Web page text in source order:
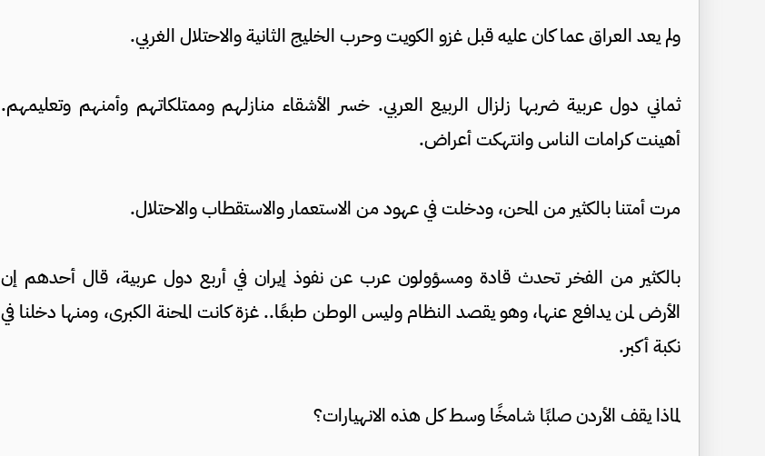
ولم يعد العراق عما كان عليه قبل غزو الكويت وحرب الخليج الثانية والاحتلال الغربي.
ثماني دول عربية ضربها زلزال الربيع العربي. خسر الأشقاء منازلهم وممتلكاتهم وأمنهم وتعليمهم.
أهينت كرامات الناس وانتهكت أعراض.
مرت أمتنا بالكثير من المحن، ودخلت في عهود من الاستعمار والاستقطاب والاحتلال.
بالكثير من الفخر تحدث قادة ومسؤولون عرب عن نفوذ إيران في أربع دول عربية، قال أحدهم إن
الأرض لمن يدافع عنها، وهو يقصد النظام وليس الوطن طبعًا.. غزة كانت المحنة الكبرى، ومنها دخلنا في
نكبة أكبر.
لماذا يقف الأردن صلبًا شامخًا وسط كل هذه الانهيارات؟